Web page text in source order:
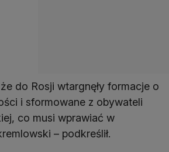
do Rosji wtargnęły formacje o
i sformowane z obywateli
co musi wprawiać w
– podkreślił.